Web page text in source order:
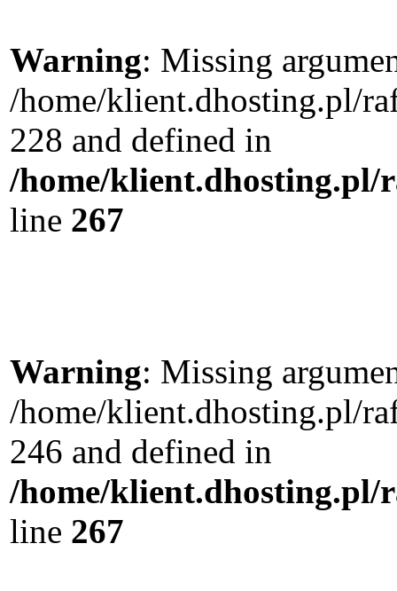
Warning: Missing
/home/klient.dhosting.pl/
228 and defined in
/home/klient.dhosting.pl/
line 267
Warning: Missing
/home/klient.dhosting.pl/
246 and defined in
/home/klient.dhosting.pl/
line 267